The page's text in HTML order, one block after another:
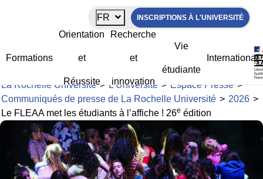
FR INSCRIPTIONS À L'UNIVERSITÉ
Formations
Orientation
et
Réussite
Recherche
et
innovation
Vie
étudiante
International
Le FLEAA met les étudiants à l’affiche
édition
La Rochelle Université> L’Université > Espace Presse >
Communiqués de presse de La Rochelle Université > 2026 >
Le FLEAA met les étudiants à l’affiche ! 26e édition
Panneau de gestion des cookies